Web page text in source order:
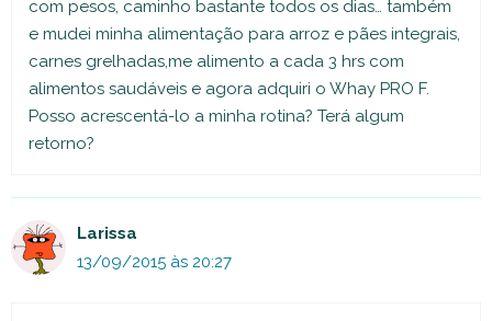
com pesos, caminho bastante todos os dias… também
e mudei minha alimentação para arroz e pães integrais,
carnes grelhadas,me alimento a cada 3 hrs com
alimentos saudáveis e agora adquiri o Whay PRO F.
Posso acrescentá-lo a minha rotina? Terá algum
retorno?
Larissa
13/09/2015 às 20:27